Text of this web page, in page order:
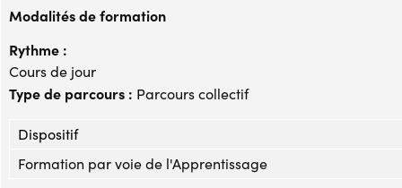
Modalités de formation
Rythme :
Cours de jour
Type de parcours : Parcours collectif
Dispositif
Formation par voie de l'Apprentissage